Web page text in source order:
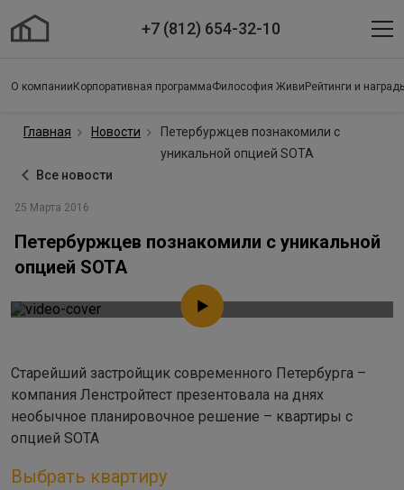
+7 (812) 654-32-10
О компании Корпоративная программаФилософия Живи Рейтинги и
Главная Новости
Петербуржцев познакомили с
уникальной опцией SOTA
Все новости
25 Марта 2016
Петербуржцев познакомили с уникальной
опцией SOTA
Старейший застройщик современного Петербурга –
компания Ленстройтест презентовала на днях
необычное планировочное решение – квартиры с
опцией SOTA
Выбрать квартиру